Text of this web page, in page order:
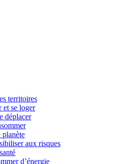
territoires
et se loger
déplacer
planète
aux risques
d’énergie